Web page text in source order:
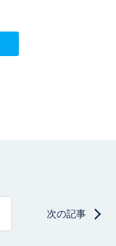
次の記事